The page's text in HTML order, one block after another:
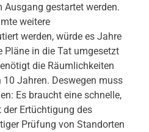
gestartet werden.
weitere
werden, würde es Jahre
Pläne in die Tat umgesetzt
die Räumlichkeiten
Jahren. Deswegen muss
Es braucht eine schnelle,
Ertüchtigung des
Prüfung von Standorten